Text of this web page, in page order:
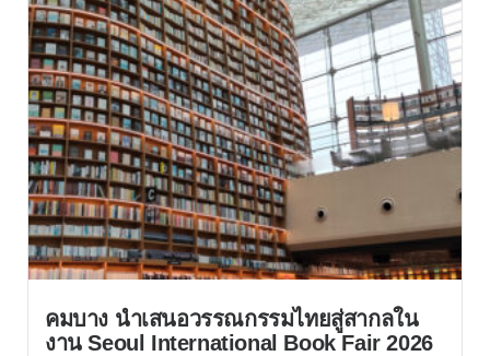
คมบาง นำเสนอวรรณกรรมไทยสู่สากลใน
งาน Seoul International Book Fair 2026